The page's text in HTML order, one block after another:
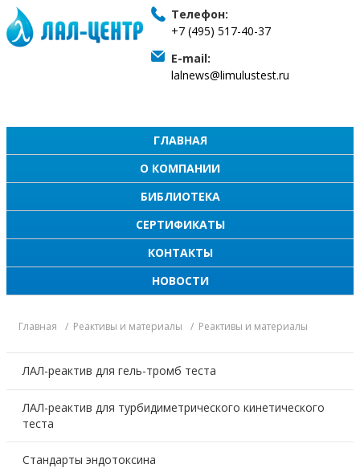
Телефон:
+7 (495) 517-40-37
E-mail:
lalnews@limulustest.ru
ГЛАВНАЯ
О КОМПАНИИ
БИБЛИОТЕКА
СЕРТИФИКАТЫ
КОНТАКТЫ
НОВОСТИ
Главная Реактивы и материалы Реактивы и материалы
ЛАЛ-реактив для гель-тромб теста
ЛАЛ-реактив для турбидиметрического кинетического
теста
Стандарты эндотоксина